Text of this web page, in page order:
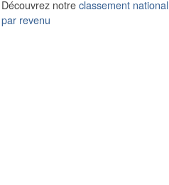
Découvrez notreclassement national
par revenu